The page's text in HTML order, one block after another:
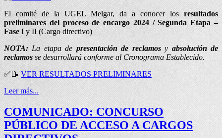
El comité de la UGEL Melgar, da a conocer los resultados
preliminares del proceso de encargo 2024 / Segunda Etapa –
Fase I y II (Cargo directivo)
NOTA:La etapa depresentación de reclamosy absolución de
reclamosse desarrollará conforme al Cronograma Establecido.
✅📝VER RESULTADOS PRELIMINARES
Leer más...
COMUNICADO: CONCURSO
PÚBLICO DE ACCESO A CARGOS